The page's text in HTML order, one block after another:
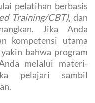
pelatihan berbasis
Training/CBT), dan
Jika Anda
kompetensi utama
bahwa program
melalui materi-
pelajari sambil